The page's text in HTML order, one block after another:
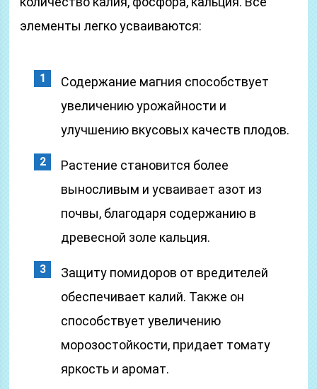
элементы легко усваиваются:
Содержание магния способствует
увеличению урожайности и
улучшению вкусовых качеств плодов.
Растение становится более
выносливым и усваивает азот из
почвы, благодаря содержанию в
древесной золе кальция.
Защиту помидоров от вредителей
обеспечивает калий. Также он
способствует увеличению
морозостойкости, придает томату
яркость и аромат.